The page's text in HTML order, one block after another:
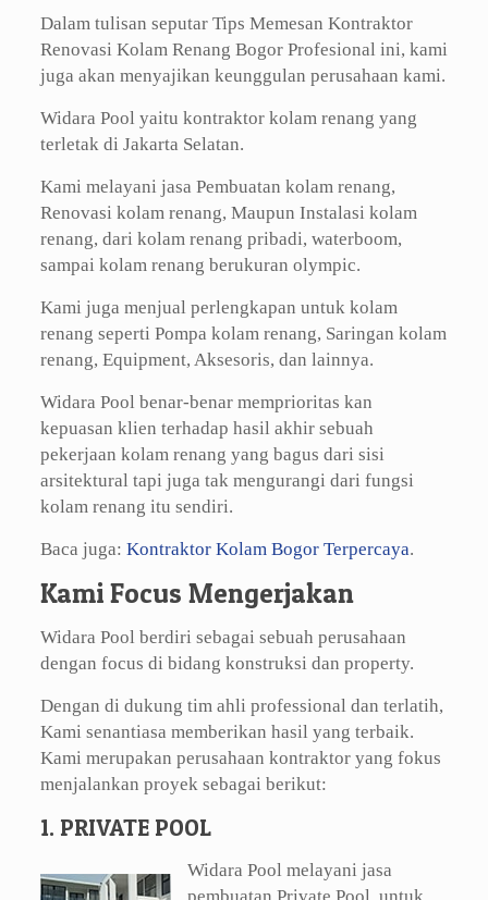
Dalam tulisan seputar Tips Memesan Kontraktor
Renovasi Kolam Renang Bogor Profesional ini, kami
juga akan menyajikan keunggulan perusahaan kami.
Widara Pool yaitu kontraktor kolam renang yang
terletak di Jakarta Selatan.
Kami melayani jasa Pembuatan kolam renang,
Renovasi kolam renang, Maupun Instalasi kolam
renang, dari kolam renang pribadi, waterboom,
sampai kolam renang berukuran olympic.
Kami juga menjual perlengkapan untuk kolam
renang seperti Pompa kolam renang, Saringan kolam
renang, Equipment, Aksesoris, dan lainnya.
Widara Pool benar-benar memprioritas kan
kepuasan klien terhadap hasil akhir sebuah
pekerjaan kolam renang yang bagus dari sisi
arsitektural tapi juga tak mengurangi dari fungsi
kolam renang itu sendiri.
Baca juga: Kontraktor Kolam Bogor Terpercaya.
Kami Focus Mengerjakan
Widara Pool berdiri sebagai sebuah perusahaan
dengan focus di bidang konstruksi dan property.
Dengan di dukung tim ahli professional dan terlatih,
Kami senantiasa memberikan hasil yang terbaik.
Kami merupakan perusahaan kontraktor yang fokus
menjalankan proyek sebagai berikut:
1. PRIVATE POOL
Widara Pool melayani jasa